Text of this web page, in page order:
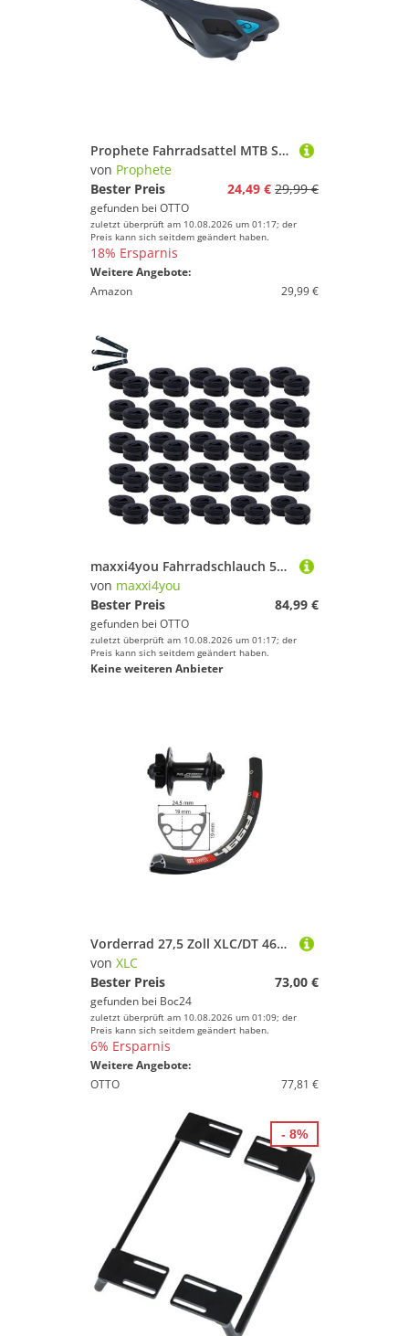
Prophete Fahrradsattel MTB Sattel
von Prophete
Bester Preis
24,49 € 29,99 €
gefunden bei OTTO
zuletzt überprüft am 10.08.2026 um 01:17; der
Preis kann sich seitdem geändert haben.
18% Ersparnis
Weitere Angebote:
Amazon
29,99 €
maxxi4you Fahrradschlauch 50 x Fahrradschlauch AV 27/28" Zoll 28/47-622/635 inkl. Reifenheber
von maxxi4you
Bester Preis
84,99 €
gefunden bei OTTO
zuletzt überprüft am 10.08.2026 um 01:17; der
Preis kann sich seitdem geändert haben.
Keine weiteren Anbieter
Vorderrad 27,5 Zoll XLC/DT 466D
von XLC
Bester Preis
73,00 €
gefunden bei Boc24
zuletzt überprüft am 10.08.2026 um 01:09; der
Preis kann sich seitdem geändert haben.
6% Ersparnis
Weitere Angebote:
OTTO
77,81 €
- 8%